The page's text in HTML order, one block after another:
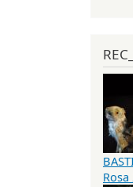
REC_
Rosa